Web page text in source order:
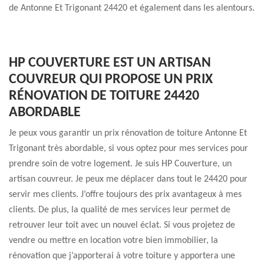
de Antonne Et Trigonant 24420 et également dans les alentours.
HP COUVERTURE EST UN ARTISAN
COUVREUR QUI PROPOSE UN PRIX
RÉNOVATION DE TOITURE 24420
ABORDABLE
Je peux vous garantir un prix rénovation de toiture Antonne Et
Trigonant très abordable, si vous optez pour mes services pour
prendre soin de votre logement. Je suis HP Couverture, un
artisan couvreur. Je peux me déplacer dans tout le 24420 pour
servir mes clients. J’offre toujours des prix avantageux à mes
clients. De plus, la qualité de mes services leur permet de
retrouver leur toit avec un nouvel éclat. Si vous projetez de
vendre ou mettre en location votre bien immobilier, la
rénovation que j’apporterai à votre toiture y apportera une